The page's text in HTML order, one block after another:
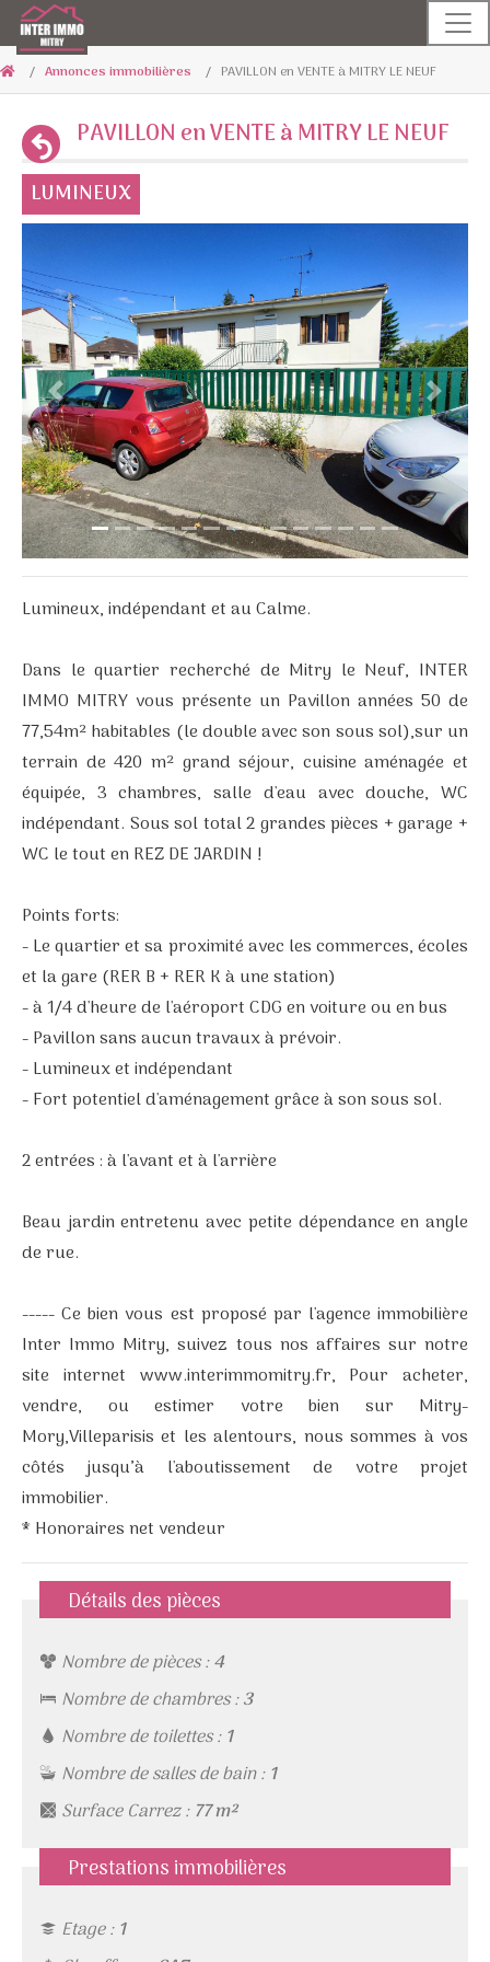
Annonces immobilières PAVILLON en VENTE à MITRY LE NEUF
PAVILLON en VENTE à MITRY LE NEUF
LUMINEUX
Previous Next
Lumineux, indépendant et au Calme.
Dans le quartier recherché de Mitry le Neuf, INTER
IMMO MITRY vous présente un Pavillon années 50 de
77,54m² habitables (le double avec son sous sol),sur un
terrain de 420 m² grand séjour, cuisine aménagée et
équipée, 3 chambres, salle d'eau avec douche, WC
indépendant. Sous sol total 2 grandes pièces + garage +
WC le tout en REZ DE JARDIN !
Points forts:
- Le quartier et sa proximité avec les commerces, écoles
et la gare (RER B + RER K à une station)
- à 1/4 d'heure de l'aéroport CDG en voiture ou en bus
- Pavillon sans aucun travaux à prévoir.
- Lumineux et indépendant
- Fort potentiel d'aménagement grâce à son sous sol.
2 entrées : à l'avant et à l'arrière
Beau jardin entretenu avec petite dépendance en angle
de rue.
----- Ce bien vous est proposé par l'agence immobilière
Inter Immo Mitry, suivez tous nos affaires sur notre
site internet www.interimmomitry.fr, Pour acheter,
vendre, ou estimer votre bien sur Mitry-
Mory,Villeparisis et les alentours, nous sommes à vos
côtés jusqu’à l'aboutissement de votre projet
immobilier.
* Honoraires net vendeur
Détails des pièces
Nombre de pièces :4
Nombre de chambres :3
Nombre de toilettes :1
Nombre de salles de bain :1
Surface Carrez :77 m²
Prestations immobilières
Etage :1